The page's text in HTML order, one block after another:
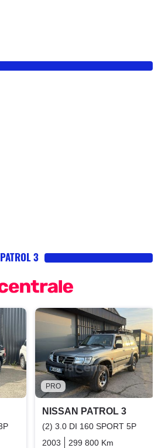
3
Diesel
PRO
NISSAN PATROL 3
(2) 3.0 DI 160 SPORT 5P
2003
299 800 Km